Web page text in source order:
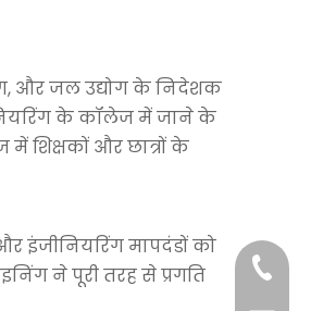
और जल उद्योग के निदेशक
के कॉलेज में जाने के
शिक्षकों और छात्रों के
इंजीनियरिंग मापदंडों को
ने पूरी तरह से प्रगति
+86-